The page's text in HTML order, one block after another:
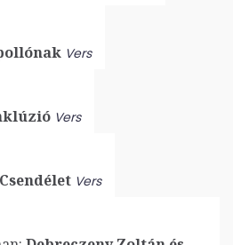
Vers
Vers
Csendélet Vers